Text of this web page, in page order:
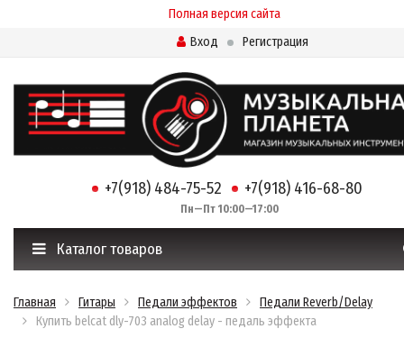
Полная версия сайта
Вход
Регистрация
+7(918) 484-75-52 +7(918) 416-68-80
Пн—Пт 10:00—17:00
Каталог товаров
Главная Гитары Педали эффектов
Педали Reverb/Delay
Купить belcat dly-703 analog delay - педаль эффекта